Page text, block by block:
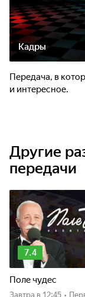
Кадры
Передача, в
и интересное.
Другие
передачи
7.4
Поле чудес
Завтра в 12:45 •